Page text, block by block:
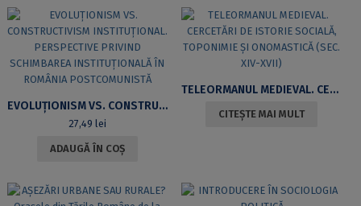
EVOLUŢIONISM VS. CONSTRUCTIVISM INSTITUŢIONAL. PERSPECTIVE PRIVIND SCHIMBAREA INSTITUŢIONALĂ ÎN ROMÂNIA POSTCOMUNISTĂ
27,49 lei
ADAUGĂ ÎN COȘ
TELEORMANUL MEDIEVAL. CERCETĂRI DE ISTORIE SOCIALĂ, TOPONIMIE ȘI ONOMASTICĂ (SEC. XIV-XVII)
CITEȘTE MAI MULT